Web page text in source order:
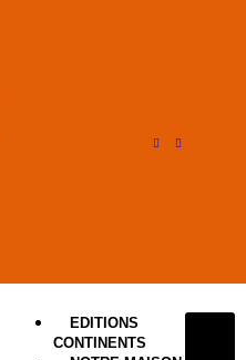
EDITIONS
CONTINENTS